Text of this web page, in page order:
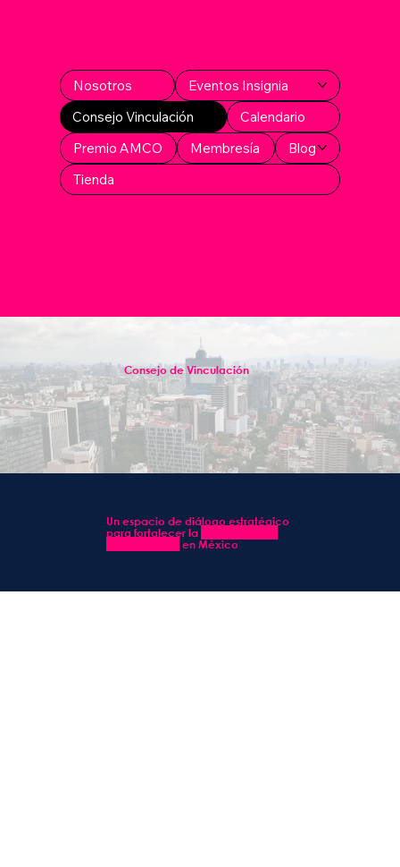
Nosotros
Eventos Insignia
Consejo Vinculación
Calendario
Premio AMCO
Membresía
Blog
Tienda
Consejo de Vinculación
Un espacio de diálogo estratégico
para fortalecer la
en México